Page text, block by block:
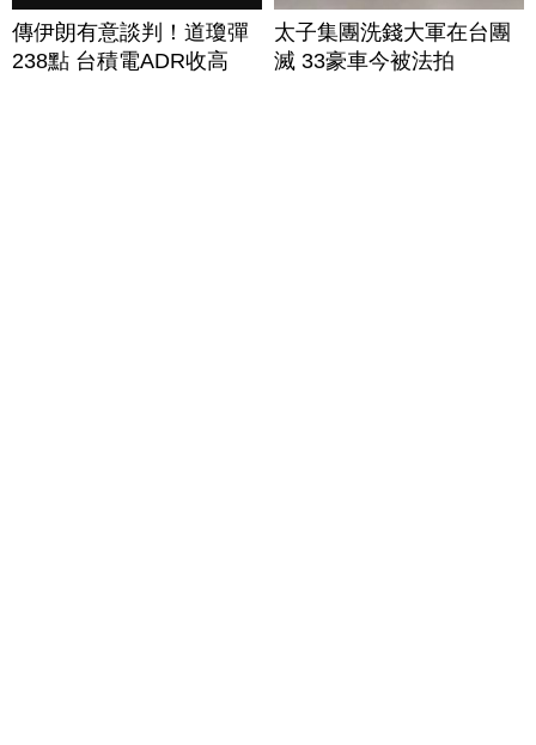
傳伊朗有意談判！道瓊彈
238點 台積電ADR收高
太子集團洗錢大軍在台團
滅 33豪車今被法拍